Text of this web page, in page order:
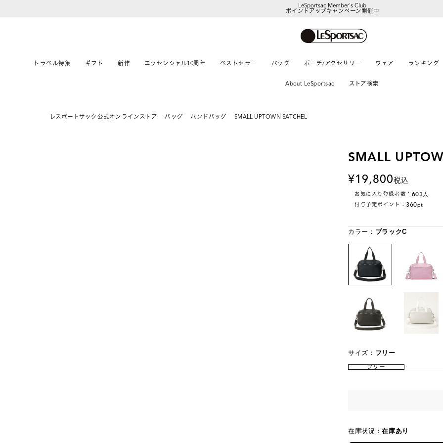
【DORAEMON SHOP IN SHOP】
ポイントアップキャンペーン開催中
トラベル特集 ギフト 新作 エッセンシャル10周年 ベストセラー バッグ ポーチ/アクセサリー ウェア ランキング
About LeSportsac ストア検索
レスポートサック公式オンラインストア バッグ ハンドバッグ SMALL UPTOWN SATCHEL
SMALL
19,800税込
お気に入り登録者数： 603人
付与予定ポイント：360pt
カラー： ブラックC
サイズ： フリー
フリー
在庫状況：在庫あり